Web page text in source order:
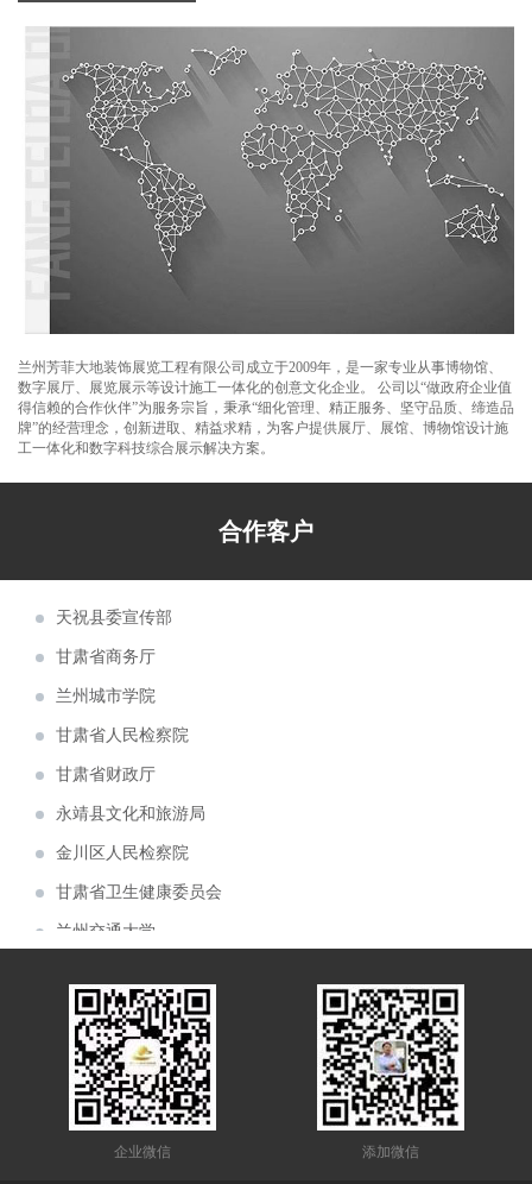
革新升 精艺为公）
芳菲大地展览中标祁连山国家级自然保护区
自然教育与生态体验展馆项目
甘肃省副省长孙雪涛率团参加首届中国（武
汉）文化旅游博览会
芳菲大地圆满完成首届中国（武汉）文化旅
游博览会甘肃主题形象馆设计施工
芳菲大地设计的兰州新区税务局党建展厅、
党员阅览活动室正式交付使用
芳菲大地装饰展览设计施工的庆阳市环县荣
誉馆，于2021年10月8日正式完工
兰州芳菲大地设计施工的陈列馆及展厅得到
了专家学者的肯定和好评
芳菲大地为第五届文博会第十届敦煌行·丝绸
之路国际旅游节策划设计布展施工
由芳菲大地设计承建的武警嘉峪关支队营区
实地调研芳菲大地施工现场
甘南美仁大草原游客接待中心案例分享
甘肃建投绿色建材产业集团“企业文化展厅及
芳菲大地装饰展览为中石化、辽宁省等单位
进行了展位设计及搭建施工
第27届兰洽会明日隆重举行，芳菲大地热忱
欢迎您前来参观体验！
阿克塞红柳湾大坝图村村史馆案例分享
青海青稞酒业公司展厅案例分享
甘肃机电职业技术学院校史馆
建投矿业案例分享
6月6日，首届中国（青海）国际生态博览会
在西宁市如期举行。由兰州芳菲大地展览设计施
工的甘肃展厅，成为本届展会的简约小清新。
由兰州芳菲大地装饰展览公司设计的 “ 中国
移动通信集团 甘肃有限公司张掖分公司 ” 办公
大楼整体设计项目于近日中标。
由兰州芳菲大地展览公司设计的佛慈制药公
司“兰州老街佛慈大药房形象店”首稿亮相。
由兰州芳菲大地展览公司设计的“甘肃机电职
业技术学院校史馆”于近期中标。
庆祝建党一百周年“陕甘边红色藏品展陈博物
甘肃金利达消防技术服务有限公司企业展厅
获甲方好评
由芳菲大地展览公司设计施工的白银矿山
（国家）精神纪念馆于近期完工
兰州芳菲大地装饰展览工程有限公司成立于2009年，是一家专业从事博物馆、
数字展厅、展览展示等设计施工一体化的创意文化企业。 公司以“做政府企业值
得信赖的合作伙伴”为服务宗旨，秉承“细化管理、精正服务、坚守品质、缔造品
牌”的经营理念，创新进取、精益求精，为客户提供展厅、展馆、博物馆设计施
工一体化和数字科技综合展示解决方案。
合作客户
甘肃省发展和改革委员会
甘肃祁连山国家级自然保护区管护中心
兰州市公安局交通警察支队
酒泉市博物馆
酒泉市公安局交通警察支队
甘肃省退役军人事务厅
天祝县委宣传部
甘肃省商务厅
兰州城市学院
甘肃省人民检察院
甘肃省财政厅
永靖县文化和旅游局
金川区人民检察院
甘肃省卫生健康委员会
兰州交通大学
甘肃省农业农村厅
陇东学院
甘肃省工业和信息化委员会
白银国家矿山精神纪念馆
兰州大学
企业微信 添加微信